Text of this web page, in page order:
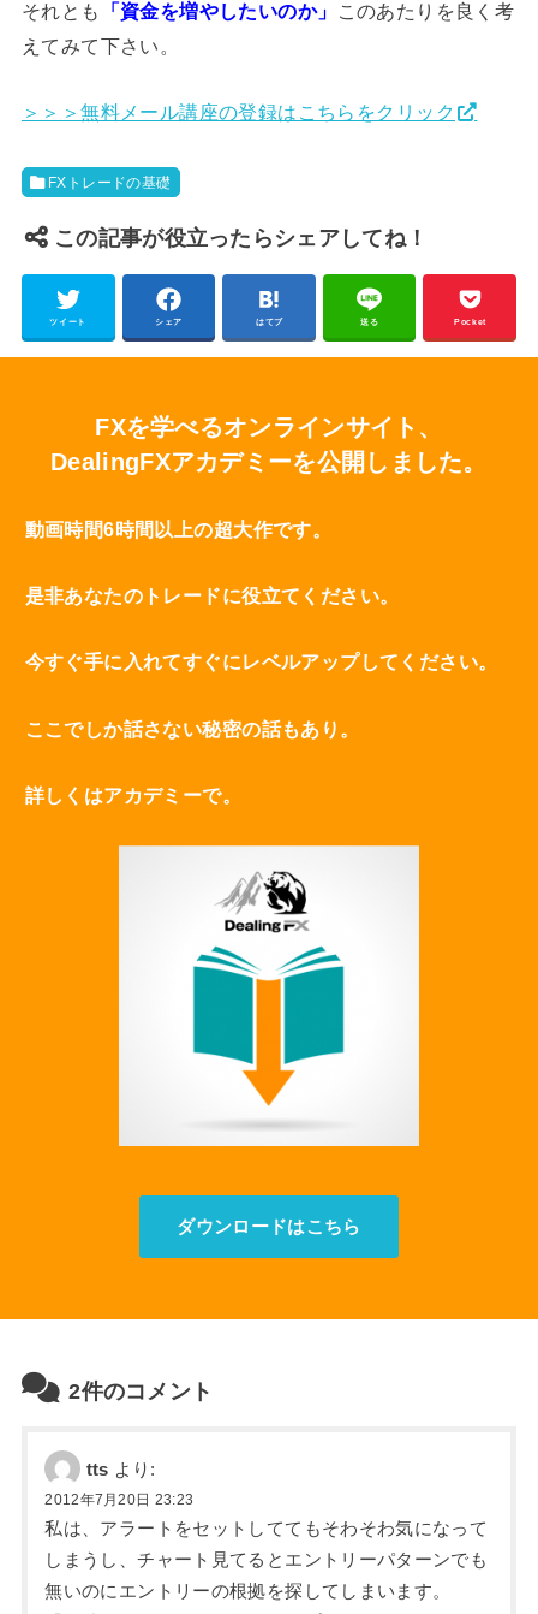
それとも 「資金を増やしたいのか」
このあたりを良く考
えてみて下さい。
＞＞＞無料メール講座の登録はこちらをクリック
FXトレードの基礎
この記事が役立ったらシェアしてね！
ツイート シェア はてブ 送る Pocket
FXを学べるオンラインサイト、
DealingFXアカデミーを公開しました。
動画時間6時間以上の超大作です。
是非あなたのトレードに役立てください。
今すぐ手に入れてすぐにレベルアップしてください。
ここでしか話さない秘密の話もあり。
詳しくはアカデミーで。
ダウンロードはこちら
2件のコメント
tts より:
2012年7月20日 23:23
私は、アラートをセットしててもそわそわ気になって
しまうし、チャート見てるとエントリーパターンでも
無いのにエントリーの根拠を探してしまいます。